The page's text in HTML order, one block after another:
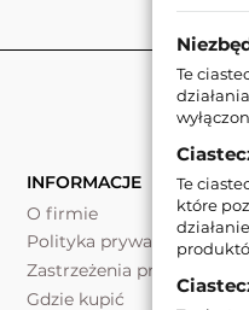
INFORMACJE
O firmie
Polityka prywatności
Zastrzeżenia prawne
Gdzie kupić
Te
Te
które